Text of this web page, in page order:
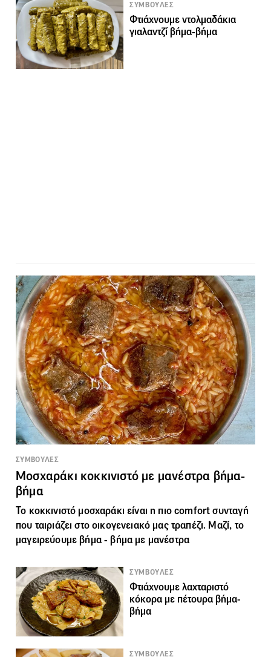
ΣΥΜΒΟΥΛΕΣ
Φτιάχνουμε ντολμαδάκια
γιαλαντζί βήμα-βήμα
ΣΥΜΒΟΥΛΕΣ
Μοσχαράκι κοκκινιστό με μανέστρα βήμα-
βήμα
Το κοκκινιστό μοσχαράκι είναι η πιο comfort συνταγή
που ταιριάζει στο οικογενειακό μας τραπέζι. Μαζί, το
μαγειρεύουμε βήμα - βήμα με μανέστρα
ΣΥΜΒΟΥΛΕΣ
Φτιάχνουμε λαχταριστό
κόκορα με πέτουρα βήμα-
βήμα
ΣΥΜΒΟΥΛΕΣ